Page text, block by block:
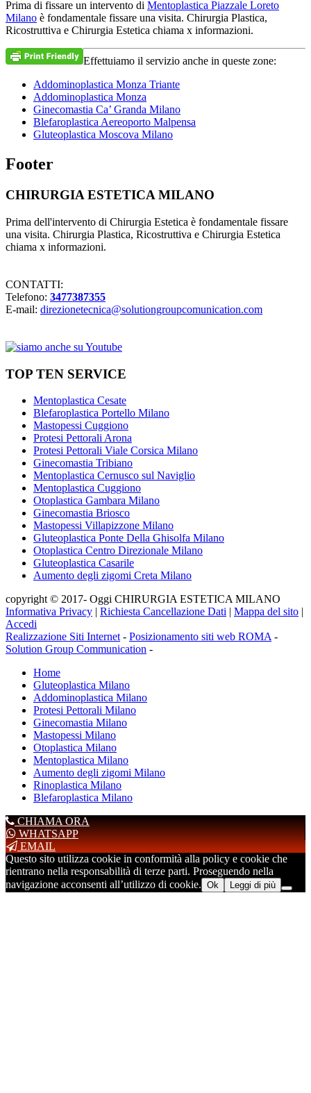
Prima di fissare un intervento di Mentoplastica Piazzale Loreto
Milano è fondamentale fissare una visita. Chirurgia Plastica,
Ricostruttiva e Chirurgia Estetica chiama x informazioni.
Effettuiamo il servizio anche in queste zone:
Addominoplastica Monza Triante
Addominoplastica Monza
Ginecomastia Ca’ Granda Milano
Blefaroplastica Aereoporto Malpensa
Gluteoplastica Moscova Milano
Footer
CHIRURGIA ESTETICA MILANO
Prima dell'intervento di Chirurgia Estetica è fondamentale fissare
una visita. Chirurgia Plastica, Ricostruttiva e Chirurgia Estetica
chiama x informazioni.
CONTATTI:
Telefono: 3477387355
E-mail: direzionetecnica@solutiongroupcomunication.com
TOP TEN SERVICE
Mentoplastica Cesate
Blefaroplastica Portello Milano
Mastopessi Cuggiono
Protesi Pettorali Arona
Protesi Pettorali Viale Corsica Milano
Ginecomastia Tribiano
Mentoplastica Cernusco sul Naviglio
Mentoplastica Cuggiono
Otoplastica Gambara Milano
Ginecomastia Briosco
Mastopessi Villapizzone Milano
Gluteoplastica Ponte Della Ghisolfa Milano
Otoplastica Centro Direzionale Milano
Gluteoplastica Casarile
Aumento degli zigomi Creta Milano
copyright © 2017- Oggi CHIRURGIA ESTETICA MILANO
Informativa Privacy | Richiesta Cancellazione Dati | Mappa del sito |
Accedi
Realizzazione Siti Internet- Posizionamento siti web ROMA-
Solution Group Communication -
Home
Gluteoplastica Milano
Addominoplastica Milano
Protesi Pettorali Milano
Ginecomastia Milano
Mastopessi Milano
Otoplastica Milano
Mentoplastica Milano
Aumento degli zigomi Milano
Rinoplastica Milano
Blefaroplastica Milano
CHIAMA ORA
WHATSAPP
EMAIL
Questo sito utilizza cookie in conformità alla policy e cookie che
rientrano nella responsabilità di terze parti. Proseguendo nella
navigazione acconsenti all’utilizzo di cookie. Ok Leggi di più